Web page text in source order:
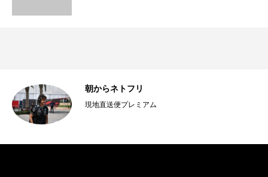
朝からネトフリ
現地直送便プレミアム